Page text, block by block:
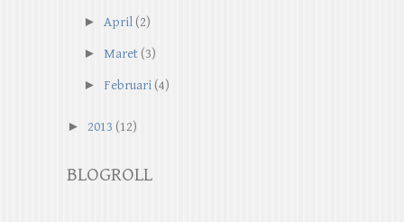
► April (2)
► Maret (3)
► Februari (4)
► 2013 (12)
BLOGROLL